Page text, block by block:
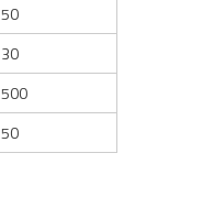
50
30
500
50